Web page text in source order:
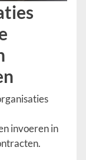
invoeren in